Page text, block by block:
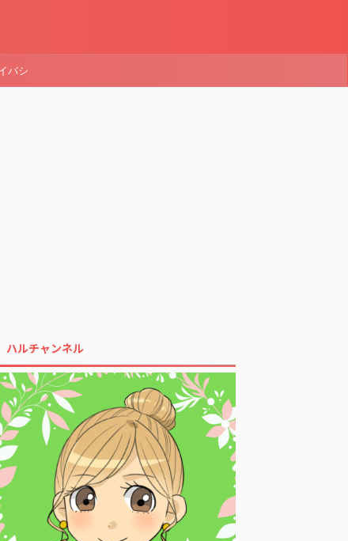
バシ
ハルチャンネル